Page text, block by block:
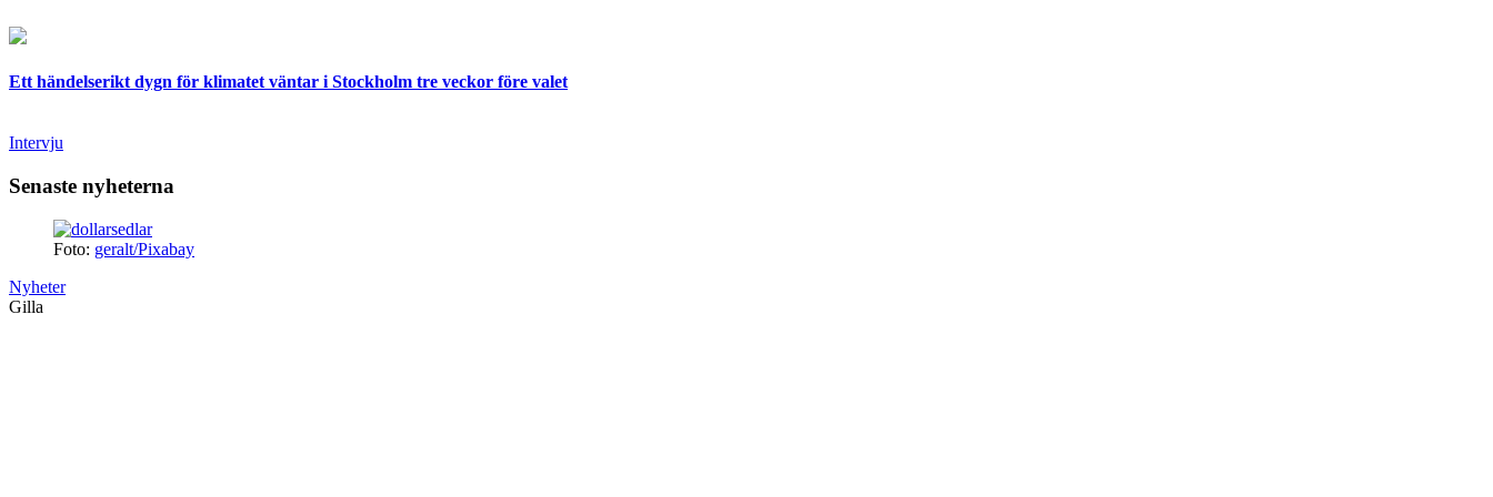
Ett händelserikt dygn för klimatet väntar i Stockholm tre veckor före valet
Intervju
Senaste nyheterna
Foto: geralt/Pixabay
Nyheter
Gilla